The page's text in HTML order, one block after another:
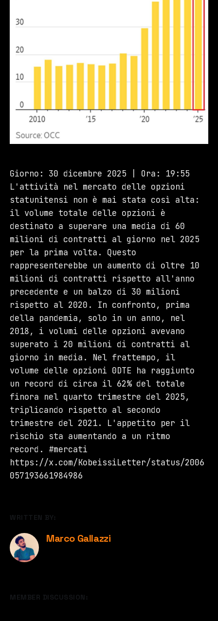
Giorno: 30 dicembre 2025 | Ora: 19:55
L'attività nel mercato delle opzioni
statunitensi non è mai stata così alta:
il volume totale delle opzioni è
destinato a superare una media di 60
milioni di contratti al giorno nel 2025
per la prima volta. Questo
rappresenterebbe un aumento di oltre 10
milioni di contratti rispetto all'anno
precedente e un balzo di 30 milioni
rispetto al 2020. In confronto, prima
della pandemia, solo in un anno, nel
2018, i volumi delle opzioni avevano
superato i 20 milioni di contratti al
giorno in media. Nel frattempo, il
volume delle opzioni 0DTE ha raggiunto
un record di circa il 62% del totale
finora nel quarto trimestre del 2025,
triplicando rispetto al secondo
trimestre del 2021. L'appetito per il
rischio sta aumentando a un ritmo
record. #mercati
https://x.com/KobeissiLetter/status/2006
057193661984986
WRITTEN BY:
Marco Gallazzi
MEMBER DISCUSSION: